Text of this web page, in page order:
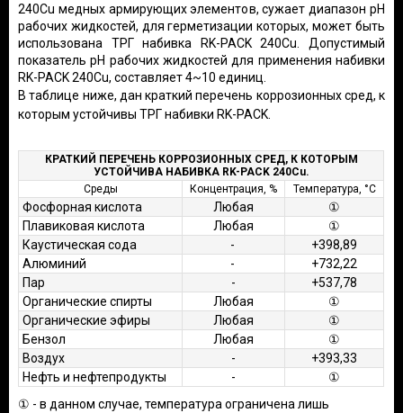
240Cu медных армирующих элементов, сужает диапазон рН
рабочих жидкостей, для герметизации которых, может быть
использована ТРГ набивка RK-PACK 240Cu. Допустимый
показатель рН рабочих жидкостей для применения набивки
RK-PACK 240Cu, составляет 4~10 единиц.
В таблице ниже, дан краткий перечень коррозионных сред, к
которым устойчивы ТРГ набивки RK-PACK.
КРАТКИЙ ПЕРЕЧЕНЬ КОРРОЗИОННЫХ СРЕД, К КОТОРЫМ
УСТОЙЧИВА НАБИВКА RK-PACK 240Cu.
Среды
Концентрация, % Температура, °С
Фосфорная кислота Любая
①
Плавиковая кислота
Любая
①
Каустическая сода
-
+398,89
Алюминий
-
+732,22
Пар
-
+537,78
Органические спирты
Любая
①
Органические эфиры
Любая
①
Бензол
Любая
①
Воздух
-
+393,33
Нефть и нефтепродукты
-
①
① - в данном случае, температура ограничена лишь